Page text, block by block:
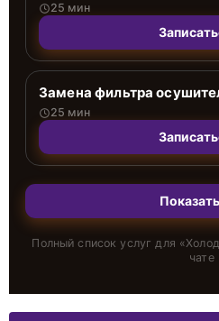
25 мин
Замена фильтра
25 мин
Полный список услуг для «
чате